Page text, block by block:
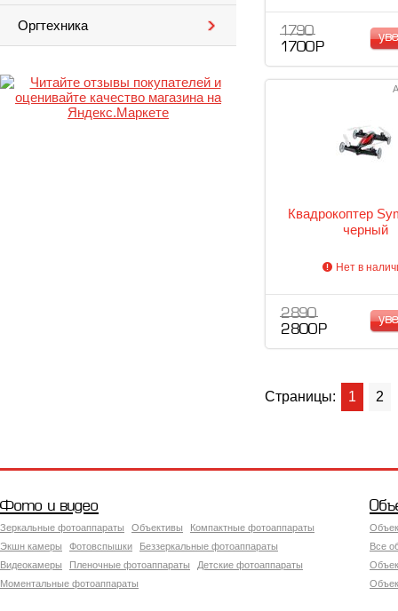
Оргтехника
1 790
1 700 Р
Квадрокоптер
черный
Нет в
2 890
2 800 Р
Страницы: 1 2
Фото и видео
Зеркальные фотоаппараты Объективы
Компактные фотоаппараты
Экшн камеры
Фотовспышки
Беззеркальные фотоаппараты
Видеокамеры
Пленочные фотоаппараты
Детские фотоаппараты
Моментальные фотоаппараты
Все